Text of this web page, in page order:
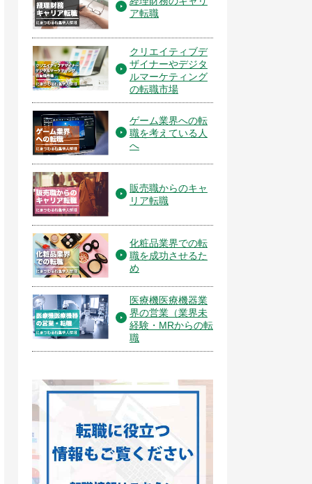
ア転職
クリエイティブデ
ザイナーやデジタ
ルマーケティング
の転職市場
ゲーム業界への転
職を考えている人
へ
販売職からのキャ
リア転職
化粧品業界での転
職を成功させるた
め
医療機医療機器業
界の営業（業界未
経験・MRからの転
職